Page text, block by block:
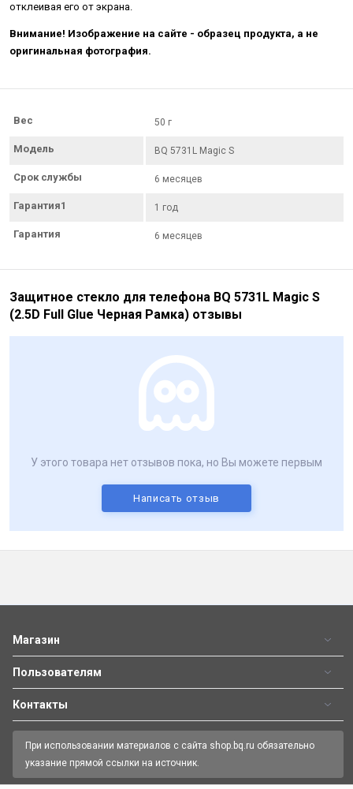
отклеивая его от экрана.
Внимание! Изображение на сайте - образец продукта, а не
оригинальная фотография.
Вес 50 г
Модель BQ 5731L Magic S
Срок службы 6 месяцев
Гарантия1 1 год
Гарантия 6 месяцев
Защитное стекло для телефона BQ 5731L Magic S
(2.5D Full Glue Черная Рамка) отзывы
У этого товара нет отзывов пока, но Вы можете первым
Написать отзыв
Магазин
Пользователям
Контакты
При использовании материалов с сайта shop.bq.ru обязательно
указание прямой ссылки на источник.